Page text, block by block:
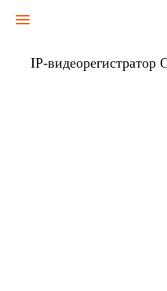
IP-видеорегистратор